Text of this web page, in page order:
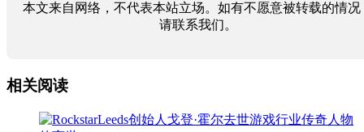
本文来自网络，不代表本站立场。如有不愿意被转载的情况
请联系我们。
相关阅读